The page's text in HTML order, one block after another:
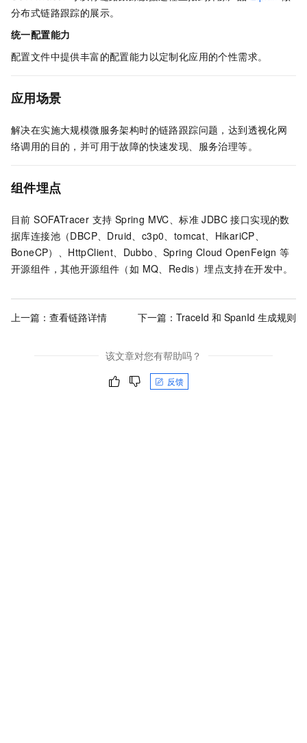
分布式链路跟踪的展示。
统一配置能力
配置文件中提供丰富的配置能力以定制化应用的个性需求。
应用场景
解决在实施大规模微服务架构时的链路跟踪问题，达到透视化网
络调用的目的，并可用于故障的快速发现、服务治理等。
组件埋点
目前 SOFATracer 支持 Spring MVC、标准 JDBC 接口实现的数
据库连接池（DBCP、Druid、c3p0、tomcat、HikariCP、
BoneCP）、HttpClient、Dubbo、Spring Cloud OpenFeign 等
开源组件，其他开源组件（如 MQ、Redis）埋点支持在开发中。
上一篇： 查看链路详情 下一篇： TraceId 和 SpanId 生成规则
该文章对您有帮助吗？
反馈